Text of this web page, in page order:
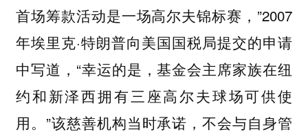
首场筹款活动是一场高尔夫锦标赛，”2007
年埃里克·特朗普向美国国税局提交的申请
中写道，“幸运的是，基金会主席家族在纽
约和新泽西拥有三座高尔夫球场可供使
用。”该慈善机构当时承诺，不会与自身管